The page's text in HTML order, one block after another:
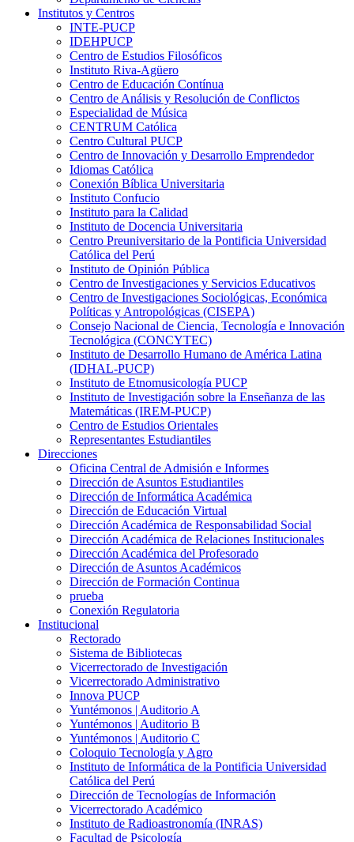
Institutos y Centros
INTE-PUCP
IDEHPUCP
Centro de Estudios Filosóficos
Instituto Riva-Agüero
Centro de Educación Contínua
Centro de Análisis y Resolución de Conflictos
Especialidad de Música
CENTRUM Católica
Centro Cultural PUCP
Centro de Innovación y Desarrollo Emprendedor
Idiomas Católica
Conexión Bíblica Universitaria
Instituto Confucio
Instituto para la Calidad
Instituto de Docencia Universitaria
Centro Preuniversitario de la Pontificia Universidad
Católica del Perú
Instituto de Opinión Pública
Centro de Investigaciones y Servicios Educativos
Centro de Investigaciones Sociológicas, Económica
Políticas y Antropológicas (CISEPA)
Consejo Nacional de Ciencia, Tecnología e Innovación
Tecnológica (CONCYTEC)
Instituto de Desarrollo Humano de América Latina
(IDHAL-PUCP)
Instituto de Etnomusicología PUCP
Instituto de Investigación sobre la Enseñanza de las
Matemáticas (IREM-PUCP)
Centro de Estudios Orientales
Representantes Estudiantiles
Direcciones
Oficina Central de Admisión e Informes
Dirección de Asuntos Estudiantiles
Dirección de Informática Académica
Dirección de Educación Virtual
Dirección Académica de Responsabilidad Social
Dirección Académica de Relaciones Institucionales
Dirección Académica del Profesorado
Dirección de Asuntos Académicos
Dirección de Formación Continua
prueba
Conexión Regulatoria
Institucional
Rectorado
Sistema de Bibliotecas
Vicerrectorado de Investigación
Vicerrectorado Administrativo
Innova PUCP
Yuntémonos | Auditorio A
Yuntémonos | Auditorio B
Yuntémonos | Auditorio C
Coloquio Tecnología y Agro
Instituto de Informática de la Pontificia Universidad
Católica del Perú
Dirección de Tecnologías de Información
Vicerrectorado Académico
Instituto de Radioastronomía (INRAS)
Facultad de Psicología